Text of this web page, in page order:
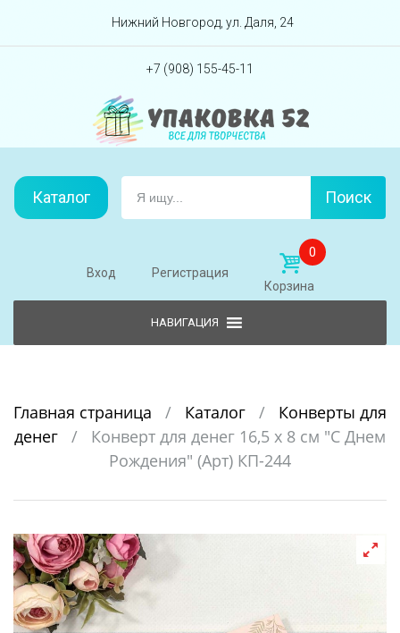
Перейти вниз
Нижний Новгород, ул. Даля, 24
+7 (908) 155-45-11
Каталог Поиск
Вход Регистрация
0
Корзина
Главная страница / Каталог /
Конверты для
денег
/
Конверт для денег 16,5 х 8 см "С Днем
Рождения" (Арт) КП-244